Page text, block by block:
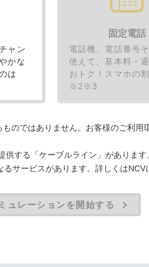
ャン
かな
は
固定電話
電話機、電話番号
使えて、基本料・
おトク！スマホの割
※2※3
のではありません。お客様のご利用
する「ケーブルライン」があります
サービスがあります。詳しくはNCV